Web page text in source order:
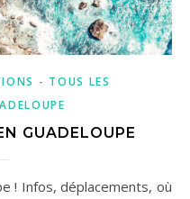
- TOUS LES
GUADELOUPE